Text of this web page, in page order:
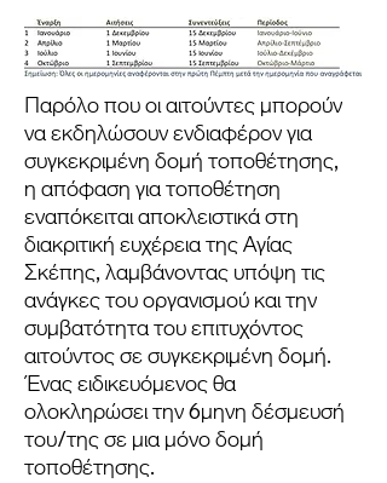
Παρόλο που οι αιτούντες μπορούν
να εκδηλώσουν ενδιαφέρον για
συγκεκριμένη δομή τοποθέτησης,
η απόφαση για τοποθέτηση
εναπόκειται αποκλειστικά στη
διακριτική ευχέρεια της Αγίας
Σκέπης, λαμβάνοντας υπόψη τις
ανάγκες του οργανισμού και την
συμβατότητα του επιτυχόντος
αιτούντος σε συγκεκριμένη δομή.
Ένας ειδικευόμενος θα
ολοκληρώσει την 6μηνη δέσμευσή
του/της σε μια μόνο δομή
τοποθέτησης.